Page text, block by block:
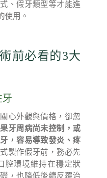
、假牙類型等才能進
使用。
前必看的3大
牙
心外觀與價格，卻忽
果牙周病尚未控制，或
，容易導致發炎、疼
製作假牙前，務必先
腔環境維持在穩定狀
，也降低後續反覆治